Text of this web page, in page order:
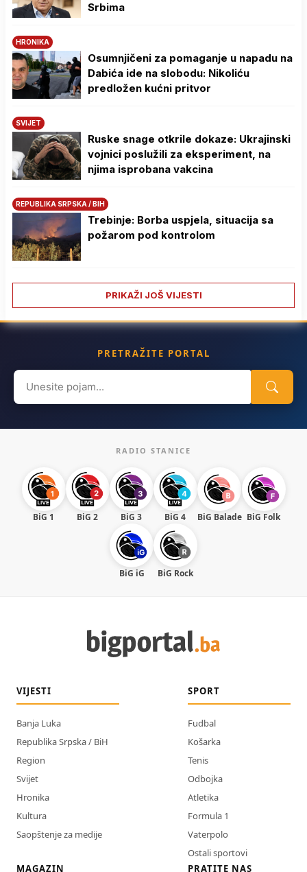
Srbima
HRONIKA
Osumnjičeni za pomaganje u napadu na
Dabića ide na slobodu: Nikoliću
predložen kućni pritvor
SVIJET
Ruske snage otkrile dokaze: Ukrajinski
vojnici poslužili za eksperiment, na
njima isprobana vakcina
REPUBLIKA SRPSKA / BIH
Trebinje: Borba uspjela, situacija sa
požarom pod kontrolom
PRIKAŽI JOŠ VIJESTI
PRETRAŽITE PORTAL
Search
for:
RADIO STANICE
BiG 1 BiG 2 BiG 3 BiG 4 BiG Balade BiG Folk
BiG iG BiG Rock
VIJESTI
Banja Luka
Republika Srpska / BiH
Region
Svijet
Hronika
Kultura
Saopštenje za medije
SPORT
Fudbal
Košarka
Tenis
Odbojka
Atletika
Formula 1
Vaterpolo
Ostali sportovi
MAGAZIN
PRATITE NAS